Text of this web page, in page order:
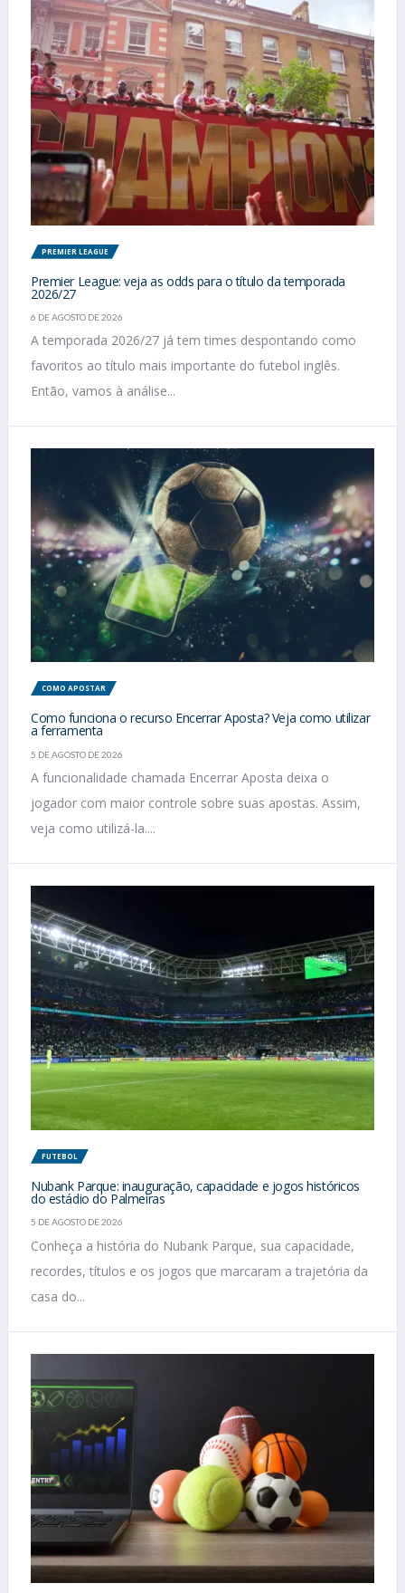
PREMIER LEAGUE
Premier League: veja as odds para o título da temporada
2026/27
6 DE AGOSTO DE 2026
A temporada 2026/27 já tem times despontando como
favoritos ao título mais importante do futebol inglês.
Então, vamos à análise...
COMO APOSTAR
Como funciona o recurso Encerrar Aposta? Veja como utilizar
a ferramenta
5 DE AGOSTO DE 2026
A funcionalidade chamada Encerrar Aposta deixa o
jogador com maior controle sobre suas apostas. Assim,
veja como utilizá-la....
FUTEBOL
Nubank Parque: inauguração, capacidade e jogos históricos
do estádio do Palmeiras
5 DE AGOSTO DE 2026
Conheça a história do Nubank Parque, sua capacidade,
recordes, títulos e os jogos que marcaram a trajetória da
casa do...